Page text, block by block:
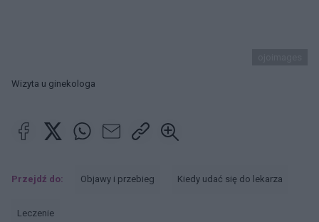
Wizyta u ginekologa
Przejdź do: Objawy i przebieg Kiedy udać się do lekarza
Leczenie